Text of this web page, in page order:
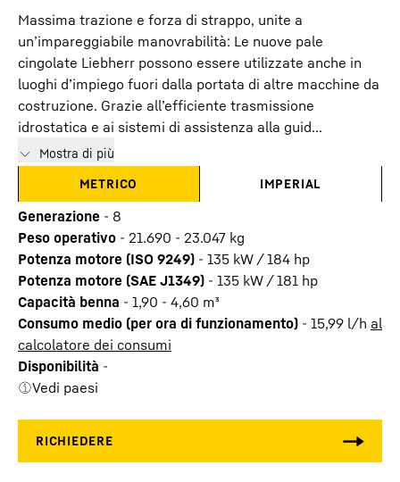
Massima trazione e forza di strappo, unite a
un’impareggiabile manovrabilità: Le nuove pale
cingolate Liebherr possono essere utilizzate anche in
luoghi d’impiego fuori dalla portata di altre macchine da
costruzione. Grazie all’efficiente trasmissione
idrostatica e ai sistemi di assistenza alla guid...
Mostra di più
METRICO
IMPERIAL
Generazione - 8
Peso operativo - 21.690 - 23.047 kg
Potenza motore (ISO 9249) - 135 kW / 184 hp
Potenza motore (SAE J1349) - 135 kW / 181 hp
Capacità benna - 1,90 - 4,60 m³
Consumo medio (per ora di funzionamento) - 15,99 l/h al
calcolatore dei consumi
Disponibilità -
Vedi paesi